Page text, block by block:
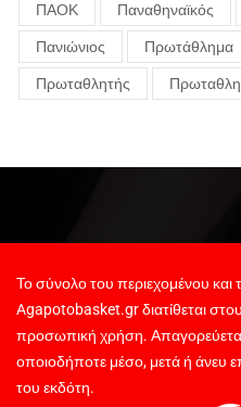
ΠΑΟΚ Παναθηναϊκός
Πανιώνιος Πρωτάθλημα
Πρωταθλητής
Το σύνολο του περιεχομένου
Agapotobasket.gr διατίθεται
προσωπική χρήση.
οποιοδήποτε μέσο, μετά ή άνευ
του εκδότη.